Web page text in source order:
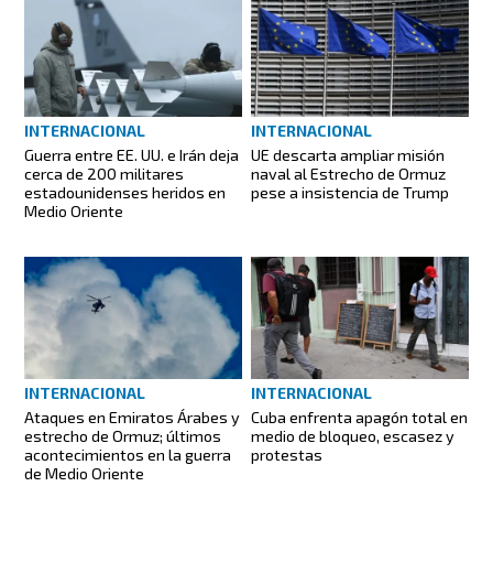
INTERNACIONAL
Guerra entre EE. UU. e Irán deja
cerca de 200 militares
estadounidenses heridos en
Medio Oriente
INTERNACIONAL
UE descarta ampliar misión
naval al Estrecho de Ormuz
pese a insistencia de Trump
INTERNACIONAL
Ataques en Emiratos Árabes y
estrecho de Ormuz; últimos
acontecimientos en la guerra
de Medio Oriente
INTERNACIONAL
Cuba enfrenta apagón total en
medio de bloqueo, escasez y
protestas